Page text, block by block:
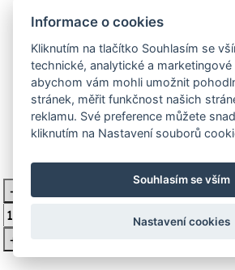
Přepínač 1co i-0-ii z-s/
Eaton
Přepínač 1přep kontakt, 16A
525 Kč
-
+
Vložit do
Informace o cookies
Kliknutím na tlačítko Souhlasím se
technické, analytické a
abychom vám mohli umožnit
stránek, měřit funkčnost našich
reklamu. Své preference můžete
kliknutím na Nastavení souborů
Souhlasím se vším
Nastavení cookies